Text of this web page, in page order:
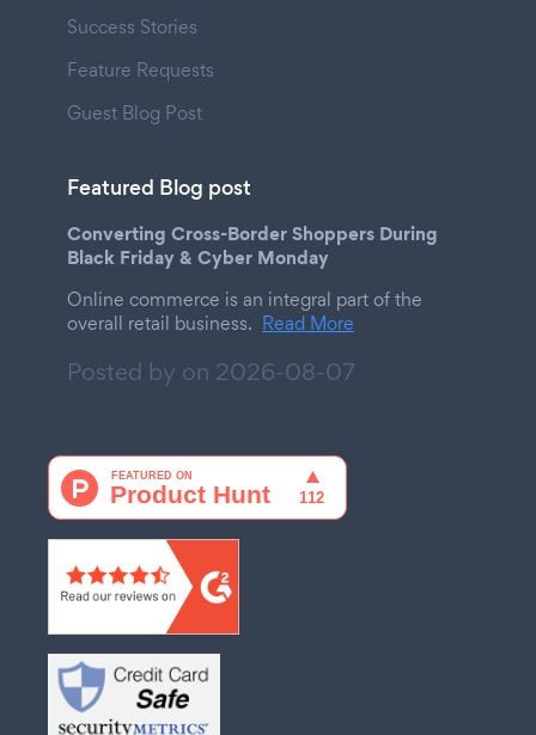
Success Stories
Feature Requests
Guest Blog Post
Featured Blog post
Converting Cross-Border Shoppers During
Black Friday & Cyber Monday
Online commerce is an integral part of the
overall retail business. Read More
Posted by on 2026-08-07